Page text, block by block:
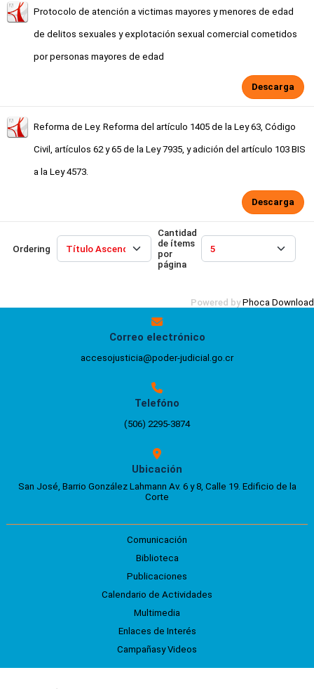
Protocolo de atención a victimas mayores y menores de edad
de delitos sexuales y explotación sexual comercial cometidos
por personas mayores de edad
Descarga
Reforma de Ley. Reforma del artículo 1405 de la Ley 63, Código
Civil, artículos 62 y 65 de la Ley 7935, y adición del artículo 103 BIS
a la Ley 4573.
Descarga
Ordering
Cantidad
de ítems
por
página
Powered byPhoca Download
Correo electrónico
accesojusticia@poder-judicial.go.cr
Telefóno
(506) 2295-3874
Ubicación
San José, Barrio González Lahmann Av. 6 y 8, Calle 19. Edificio de la
Corte
Comunicación
Biblioteca
Publicaciones
Calendario de Actividades
Multimedia
Enlaces de Interés
Campañasy Videos